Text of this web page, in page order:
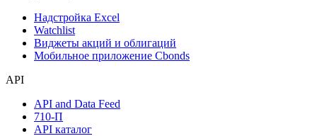
Надстройка Excel
Watchlist
Виджеты акций и облигаций
Мобильное приложение Cbonds
API
API and Data Feed
710-П
API каталог